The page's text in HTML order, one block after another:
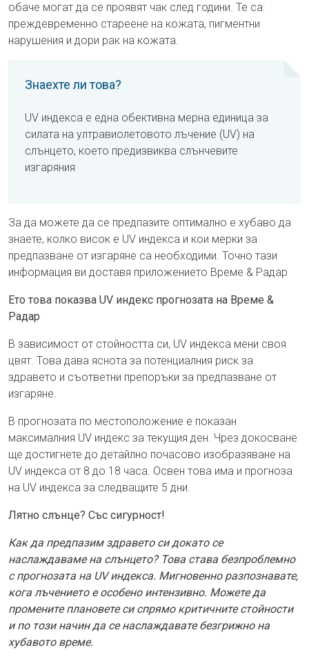
обаче могат да се проявят чак след години. Те са:
преждевременно стареене на кожата, пигментни
нарушения и дори рак на кожата.
Знаехте ли това?
UV индекса е една обективна мерна единица за
силата на ултравиолетовото лъчение (UV) на
слънцето, което предизвиква слънчевите
изгаряния
За да можете да се предпазите оптимално е хубаво да
знаете, колко висок е UV индекса и кои мерки за
предпазване от изгаряне са необходими. Точно тази
информация ви доставя приложението Време & Радар
Ето това показва UV индекс прогнозата на Време &
Радар
В зависимост от стойността си, UV индекса мени своя
цвят. Това дава яснота за потенциалния риск за
здравето и съответни препоръки за предпазване от
изгаряне.
В прогнозата по местоположение е показан
максималния UV индекс за текущия ден. Чрез докосване
ще достигнете до детайлно почасово изобразяване на
UV индекса от 8 до 18 часа. Освен това има и прогноза
на UV индекса за следващите 5 дни.
Лятно слънце? Със сигурност!
Как да предпазим здравето си докато се
наслаждаваме на слънцето? Това става безпроблемно
с прогнозата на UV индекса. Мигновенно разпознавате,
кога лъчението е особено интензивно. Можете да
промените плановете си спрямо критичните стойности
и по този начин да се наслаждавате безгрижно на
хубавото време.